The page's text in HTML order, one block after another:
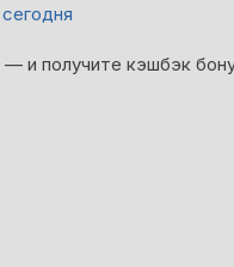
— и получите кэшбэк